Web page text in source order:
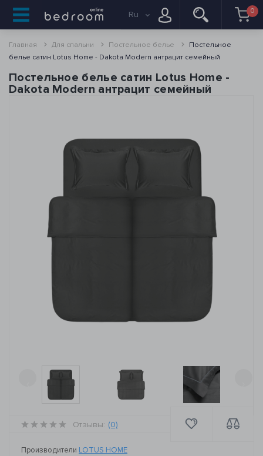
Ru 0
Главная Для спальни Постельное белье
Постельное
белье сатин Lotus Home - Dakota Modern антрацит семейный
Постельное белье сатин Lotus Home -
Dakota Modern антрацит семейный
Отзывы: (0)
Производители LOTUS HOME